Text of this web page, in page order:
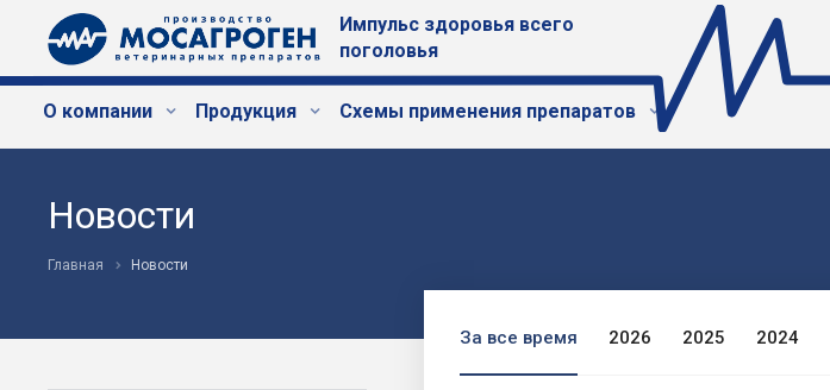
Импульс здоровья всего
поголовья
О компании Продукция Схемы применения препаратов
Новости
Главная Новости
За все время 2026 2025 2024